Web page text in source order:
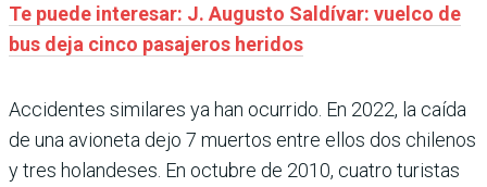
Te puede interesar: J. Augusto Saldívar: vuelco de
bus deja cinco pasajeros heridos
Accidentes similares ya han ocurrido. En 2022, la caída
de una avioneta dejo 7 muertos entre ellos dos chilenos
y tres holandeses. En octubre de 2010, cuatro turistas